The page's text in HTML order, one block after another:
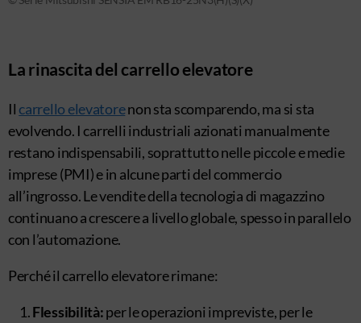
La rinascita del carrello elevatore
Il carrello elevatorenon sta scomparendo, ma si sta
evolvendo. I carrelli industriali azionati manualmente
restano indispensabili, soprattutto nelle piccole e medie
imprese (PMI) e in alcune parti del commercio
all’ingrosso. Le vendite della tecnologia di magazzino
continuano a crescere a livello globale, spesso in parallelo
con l’automazione.
Perché il carrello elevatore rimane:
Flessibilità:per le operazioni impreviste, per le